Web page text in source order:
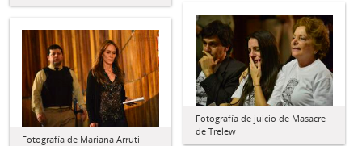
Fotografía de juicio de Masacre
de Trelew
Fotografía de Mariana Arruti